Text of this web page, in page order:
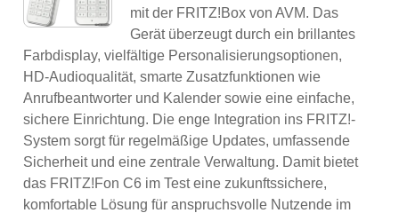
mit der FRITZ!Box von AVM. Das
Gerät überzeugt durch ein brillantes
Farbdisplay, vielfältige Personalisierungsoptionen,
HD-Audioqualität, smarte Zusatzfunktionen wie
Anrufbeantworter und Kalender sowie eine einfache,
sichere Einrichtung. Die enge Integration ins FRITZ!-
System sorgt für regelmäßige Updates, umfassende
Sicherheit und eine zentrale Verwaltung. Damit bietet
das FRITZ!Fon C6 im Test eine zukunftssichere,
komfortable Lösung für anspruchsvolle Nutzende im